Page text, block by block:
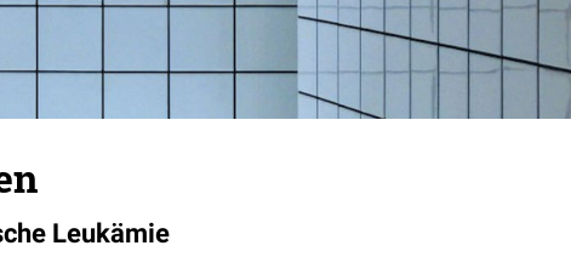
Leukämie